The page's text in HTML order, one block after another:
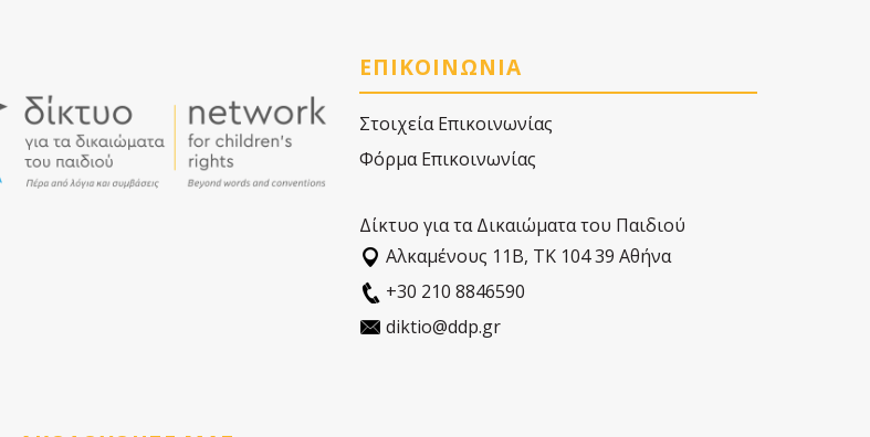
ΕΠΙΚΟΙΝΩΝΙΑ
Στοιχεία Επικοινωνίας
Φόρμα Επικοινωνίας
Δίκτυο για τα Δικαιώματα του Παιδιού
Αλκαµένους 11Β, ΤΚ 104 39 Αθήνα
+30 210 8846590
diktio@ddp.gr